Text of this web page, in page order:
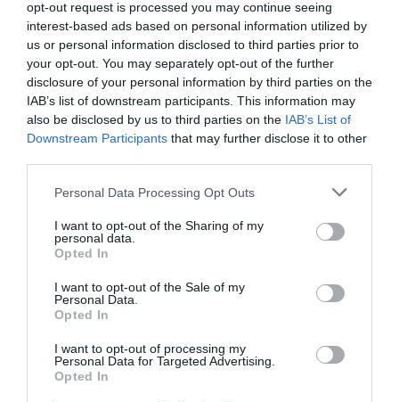
opt-out request is processed you may continue seeing
interest-based ads based on personal information utilized by
us or personal information disclosed to third parties prior to
your opt-out. You may separately opt-out of the further
disclosure of your personal information by third parties on the
IAB’s list of downstream participants. This information may
also be disclosed by us to third parties on the IAB’s List of
Downstream Participants that may further disclose it to other
Please note that this website/app uses one or more Google
not limited to your visit or usage behaviour. You may click to
grant or deny consent to Google and its third-party tags to
use your data for below specified purposes in below Google
consent section.
Personal Data Processing Opt Outs
I want to opt-out of the Sharing of my
personal data.
Opted In
I want to opt-out of the Sale of my
Personal Data.
Opted In
I want to opt-out of processing my
Personal Data for Targeted Advertising.
Opted In
Αποθήκευσε το όνομά μου, email, και τον ιστότοπο μου σε
αυτόν τον πλοηγό για την επόμενη φορά που θα σχολιάσω.